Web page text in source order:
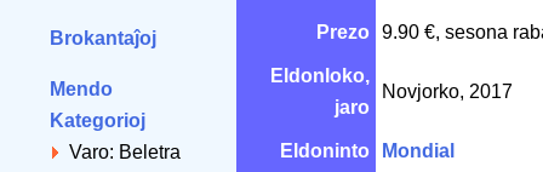
Brokantaĵoj
Mendo
Kategorioj
Varo: Beletra
Prezo 9.90 €, sesona
Eldonloko,
jaro
Novjorko, 2017
Eldoninto Mondial